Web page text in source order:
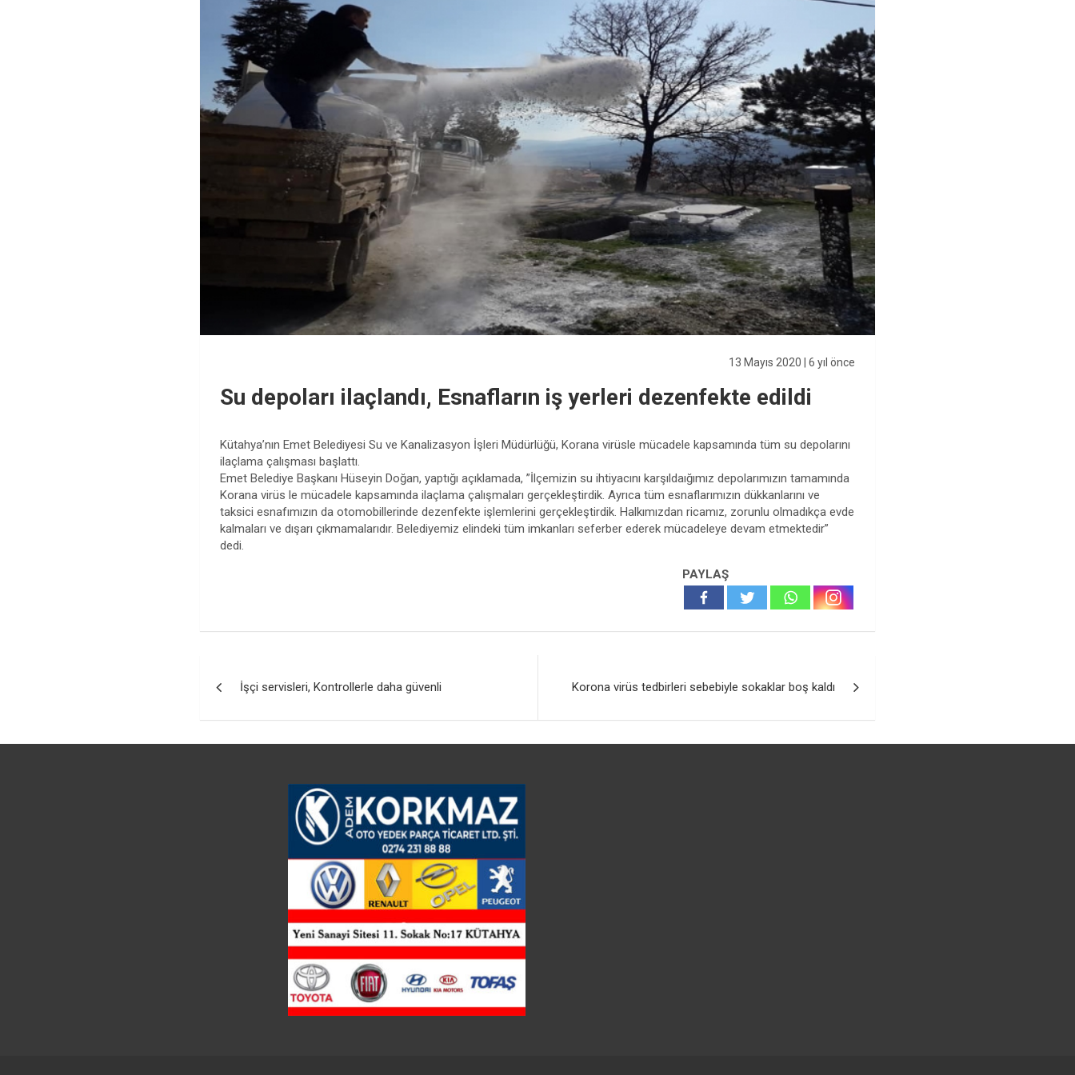
13 Mayıs 2020 | 6 yıl önce
Su depoları ilaçlandı, Esnafların iş yerleri dezenfekte edildi
Kütahya’nın Emet Belediyesi Su ve Kanalizasyon İşleri Müdürlüğü, Korana virüsle mücadele kapsamında tüm su depolarını
ilaçlama çalışması başlattı.
Emet Belediye Başkanı Hüseyin Doğan, yaptığı açıklamada, ”İlçemizin su ihtiyacını karşıldaığımız depolarımızın tamamında
Korana virüs le mücadele kapsamında ilaçlama çalışmaları gerçekleştirdik. Ayrıca tüm esnaflarımızın dükkanlarını ve
taksici esnafımızın da otomobillerinde dezenfekte işlemlerini gerçekleştirdik. Halkımızdan ricamız, zorunlu olmadıkça evde
kalmaları ve dışarı çıkmamalarıdır. Belediyemiz elindeki tüm imkanları seferber ederek mücadeleye devam etmektedir”
dedi.
PAYLAŞ
gezinmesi
İşçi servisleri, Kontrollerle daha güvenli Korona virüs tedbirleri sebebiyle sokaklar boş kaldı